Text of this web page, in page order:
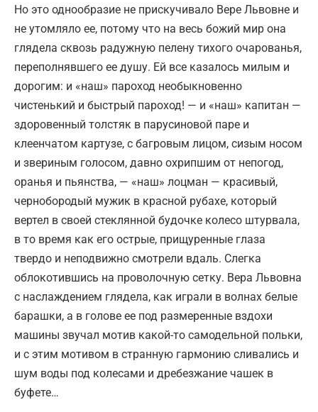
Но это однообразие не прискучивало Вере Львовне и
не утомляло ее, потому что на весь божий мир она
глядела сквозь радужную пелену тихого очарованья,
переполнявшего ее душу. Ей все казалось милым и
дорогим: и «наш» пароход необыкновенно
чистенький и быстрый пароход! — и «наш» капитан —
здоровенный толстяк в парусиновой паре и
клеенчатом картузе, с багровым лицом, сизым носом
и звериным голосом, давно охрипшим от непогод,
оранья и пьянства, — «наш» лоцман — красивый,
чернобородый мужик в красной рубахе, который
вертел в своей стеклянной будочке колесо штурвала,
в то время как его острые, прищуренные глаза
твердо и неподвижно смотрели вдаль. Слегка
облокотившись на проволочную сетку. Вера Львовна
с наслаждением глядела, как играли в волнах белые
барашки, а в голове ее под размеренные вздохи
машины звучал мотив какой-то самодельной польки,
и с этим мотивом в странную гармонию сливались и
шум воды под колесами и дребезжание чашек в
буфете…